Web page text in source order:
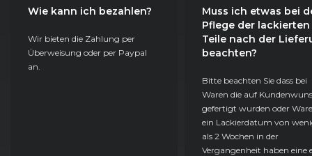
Wie kann ich bezahlen?
Wir bieten die Zahlung per
Überweisung oder per Paypal
an.
Muss ich etwas bei
Pflege der lackierten
Teile nach der
beachten?
Bitte beachten Sie dass bei
Waren die auf
gefertigt wurden oder
ein Lackierdatum von
als 2 Wochen in der
Vergangenheit haben eine